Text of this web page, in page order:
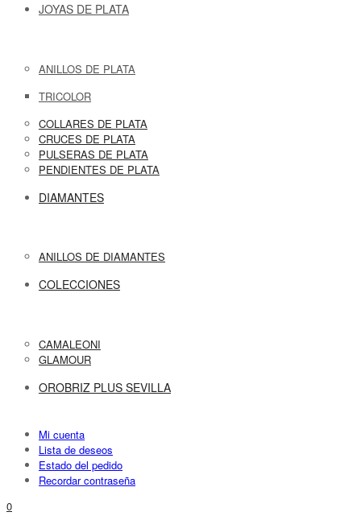
JOYAS DE PLATA
ANILLOS DE PLATA
TRICOLOR
COLLARES DE PLATA
CRUCES DE PLATA
PULSERAS DE PLATA
PENDIENTES DE PLATA
DIAMANTES
ANILLOS DE DIAMANTES
COLECCIONES
CAMALEONI
GLAMOUR
OROBRIZ PLUS SEVILLA
Mi cuenta
Lista de deseos
Estado del pedido
Recordar contraseña
0